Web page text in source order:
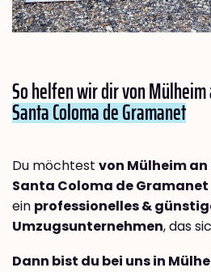
So helfen wir dir von
Santa Coloma de Gramanet
Du möchtest von Mülheim an
Santa Coloma de Gramanet
ein professionelles &
Umzugsunternehmen, das
Dann bist du bei uns in